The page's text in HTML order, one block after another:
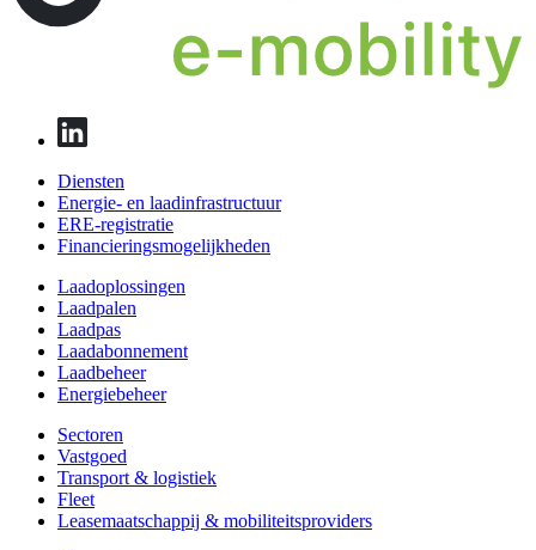
Diensten
Energie- en laadinfrastructuur
ERE-registratie
Financierings­mogelijkheden
Laadoplossingen
Laadpalen
Laadpas
Laadabonnement
Laadbeheer
Energiebeheer
Sectoren
Vastgoed
Transport & logistiek
Fleet
Leasemaatschappij & mobiliteitsproviders